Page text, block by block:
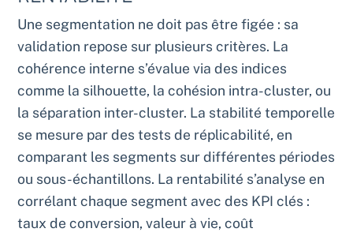
Une segmentation ne doit pas être figée : sa
validation repose sur plusieurs critères. La
cohérence interne s’évalue via des indices
comme la silhouette, la cohésion intra-cluster, ou
la séparation inter-cluster. La stabilité temporelle
se mesure par des tests de réplicabilité, en
comparant les segments sur différentes périodes
ou sous-échantillons. La rentabilité s’analyse en
corrélant chaque segment avec des KPI clés :
taux de conversion, valeur à vie, coût